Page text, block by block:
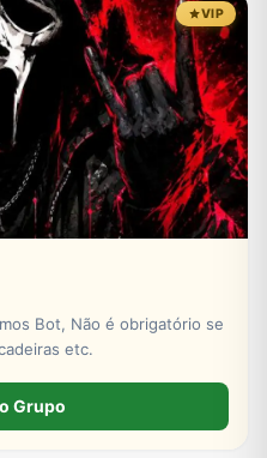
Religião Shitpost
Vagas de Empregos Viagem e Turismo
VIP
Bot, Não é obrigatório se
etc.
Grupo